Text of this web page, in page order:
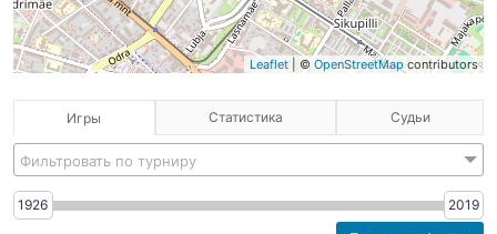
Leaflet | ©OpenStreetMap contributors
Игры Статистика Судьи
Фильтровать по турниру
1926 2019